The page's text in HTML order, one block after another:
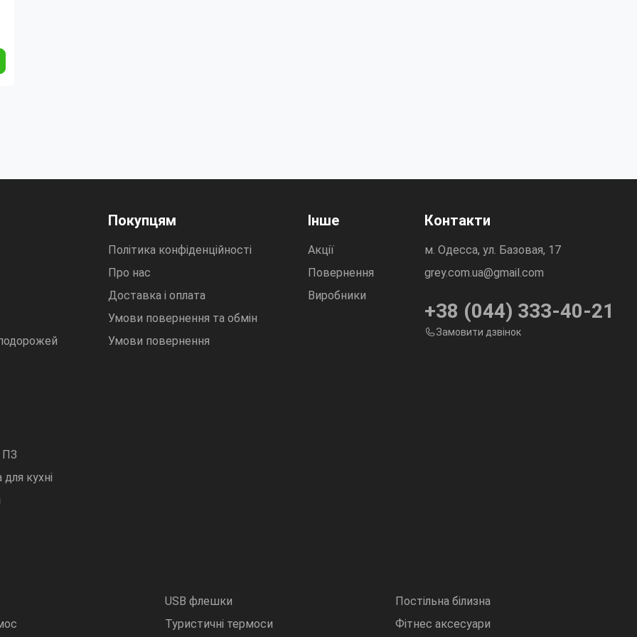
ПЗ
кухні
Покупцям
Політика конфіденційності
Про нас
Доставка і оплата
Умови повернення та обмін
Умови повернення
Інше
Акції
Повернення
Виробники
Контакти
м. Одесса, ул. Базовая, 17
grey.com.ua@gmail.com
+38 (044) 333-40-21
Замовити дзвінок
USB флешки
Туристичні термоси
Постільна білизна
Фітнес аксесуари